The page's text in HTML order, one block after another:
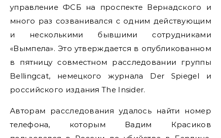
управление ФСБ на проспекте Вернадского и
много раз созванивался с одним действующим
и несколькими бывшими сотрудниками
«Вымпела». Это утверждается в опубликованном
в пятницу совместном расследовании группы
Bellingcat, немецкого журнала Der Spiegel и
российского издания The Insider.
Авторам расследования удалось найти номер
телефона, которым Вадим Красиков